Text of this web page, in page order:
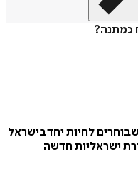
כמתנה?
לחיות יחד בישראל
ישראליות חדשה